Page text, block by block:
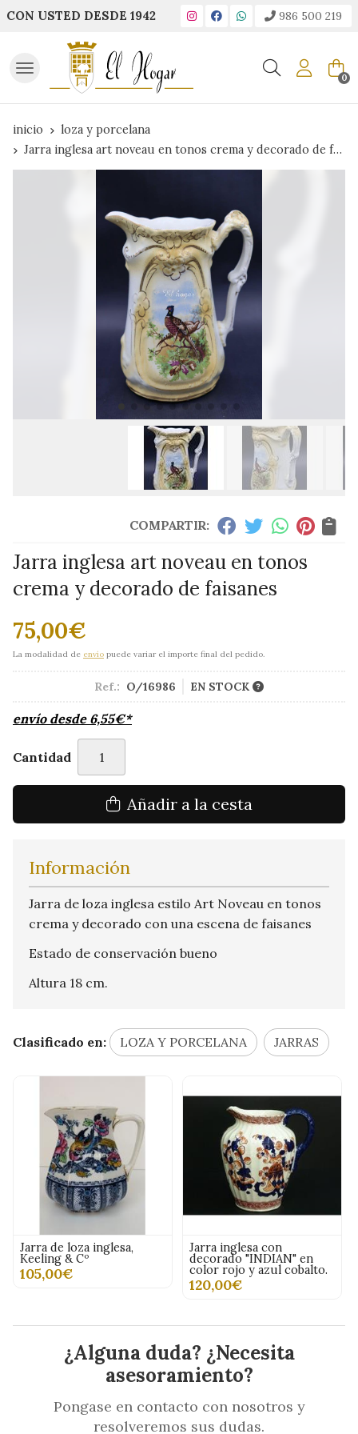
CON USTED DESDE 1942 986 500 219
Buscar 0
inicio
loza y porcelana
Jarra inglesa art noveau en tonos crema y decorado de faisanes
COMPARTIR:
Jarra inglesa art noveau en tonos
crema y decorado de faisanes
75,00€
La modalidad de envío puede variar el importe final del pedido.
Ref.: O/16986 EN STOCK
envío desde 6,55€*
Cantidad
Añadir a la cesta
Información
Jarra de loza inglesa estilo Art Noveau en tonos
crema y decorado con una escena de faisanes
Estado de conservación bueno
Altura 18 cm.
Clasificado en: LOZA Y PORCELANA JARRAS
Jarra de loza inglesa,
Keeling & Cº
105,00€
Jarra inglesa con
decorado "INDIAN" en
color rojo y azul cobalto.
120,00€
¿Alguna duda? ¿Necesita
asesoramiento?
Pongase en contacto con nosotros y
resolveremos sus dudas.